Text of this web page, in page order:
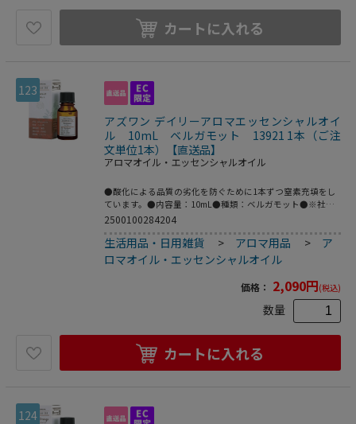
カートに入れる
123
アズワン デイリーアロマエッセンシャルオイ
ル 10mL ベルガモット 13921 1本（ご注
文単位1本）【直送品】
アロマオイル・エッセンシャルオイル
●酸化による品質の劣化を防ぐために1本ずつ窒素充填をし
ています。●内容量：10mL●種類：ベルガモット●※社団
法人日本アロマ環境協会（AEAJ）表示基準適合認定精油で
す。
2500100284204
生活用品・日用雑貨 > アロマ用品 > ア
ロマオイル・エッセンシャルオイル
価格： 2,090円(税込)
数量
カートに入れる
124